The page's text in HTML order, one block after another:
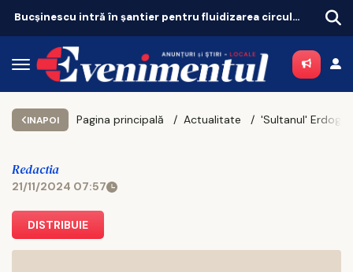
Bucșinescu intră în șantier pentru fluidizarea circulației
INAPOI Pagina principală Actualitate
Redactia
21/11/2024 07:57
DISTRIBUIE